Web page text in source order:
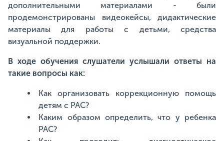
дополнительными материалами - были
продемонстрированы видеокейсы, дидактические
материалы для работы с детьми, средства
визуальной поддержки.
В ходе обучения слушатели услышали ответы на
такие вопросы как:
Как организовать коррекционную помощь
детям с РАС?
Каким образом определить, что у ребенка
РАС?